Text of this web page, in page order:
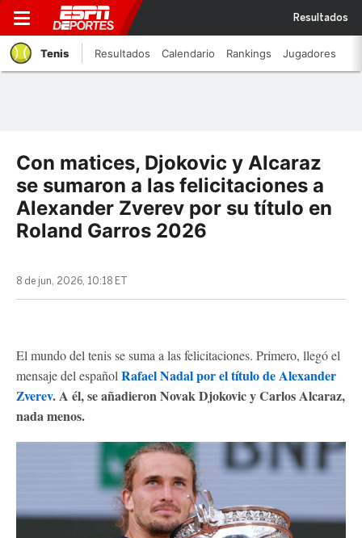
Resultados
Tenis Resultados Calendario Rankings Jugadores
Con matices, Djokovic y Alcaraz
se sumaron a las felicitaciones a
Alexander Zverev por su título en
Roland Garros 2026
8 de jun, 2026, 10:18 ET
El mundo del tenis se suma a las felicitaciones. Primero, llegó el
mensaje del español Rafael Nadal por el título de Alexander
Zverev. A él, se añadieron Novak Djokovic y Carlos Alcaraz,
nada menos.